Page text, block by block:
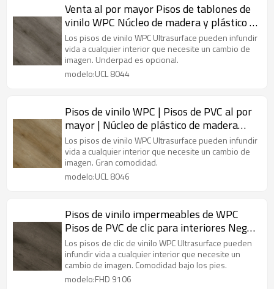
Venta al por mayor Pisos de tablones de
vinilo WPC Núcleo de madera y plástico |
Fabricante de pisos de PVC | Duradero
Impermeable Respetuoso con el medio
ambiente Comodidad UCL 8044
Los pisos de vinilo WPC Ultrasurface pueden infundir
vida a cualquier interior que necesite un cambio de
imagen. Underpad es opcional.
modelo:UCL 8044
Pisos de vinilo WPC | Pisos de PVC al por
mayor | Núcleo de plástico de madera
para niños resistente al agua resistente a
los arañazos UCL 8046
Los pisos de vinilo WPC Ultrasurface pueden infundir
vida a cualquier interior que necesite un cambio de
imagen. Gran comodidad.
modelo:UCL 8046
Pisos de vinilo impermeables de WPC
Pisos de PVC de clic para interiores Negro
| Resistencia a las manchas Comodidad
Residencial Comercial HDF 9106
Los pisos de clic de vinilo WPC Ultrasurface pueden
infundir vida a cualquier interior que necesite un
cambio de imagen. Comodidad bajo los pies.
modelo:FHD 9106